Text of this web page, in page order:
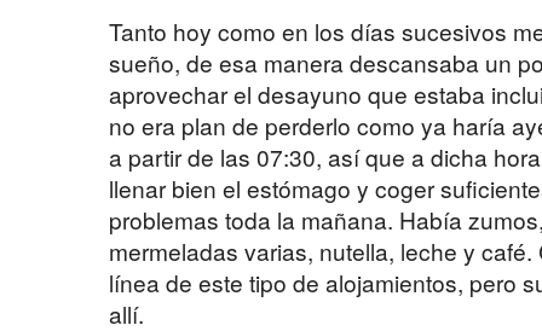
Tanto hoy como en los días sucesivos
sueño, de esa manera descansaba un
aprovechar el desayuno que estaba
no era plan de perderlo como ya haría
a partir de las 07:30, así que a dicha
llenar bien el estómago y coger
problemas toda la mañana. Había
mermeladas varias, nutella, leche y
línea de este tipo de alojamientos, pero
allí.